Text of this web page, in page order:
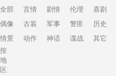
全部
言情 剧情 伦理 喜剧
偶像
古装 军事 警匪 历史
情景
动作 神话 谍战
其它
按
地
区: